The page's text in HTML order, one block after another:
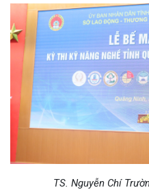
TS. Nguyễn Chí